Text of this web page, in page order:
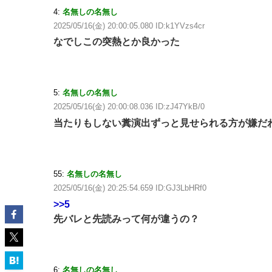
4: 名無しの名無し
2025/05/16(金) 20:00:05.080 ID:k1YVzs4cr
なでしこの突熱とか良かった
5: 名無しの名無し
2025/05/16(金) 20:00:08.036 ID:zJ47YkB/0
当たりもしない糞演出ずっと見せられる方が嫌だ
55: 名無しの名無し
2025/05/16(金) 20:25:54.659 ID:GJ3LbHRf0
>>5
先バレと先読みって何が違うの？
6: 名無しの名無し